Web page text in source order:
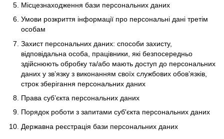
Місцезнаходження бази персональних даних
Умови розкриття інформації про персональні дані третім
особам
Захист персональних даних: способи захисту,
відповідальна особа, працівники, які безпосередньо
здійснюють обробку та/або мають доступ до персональних
даних у зв’язку з виконанням своїх службових обов’язків,
строк зберігання персональних даних
Права суб’єкта персональних даних
Порядок роботи з запитами суб'єкта персональних даних
Державна реєстрація бази персональних даних